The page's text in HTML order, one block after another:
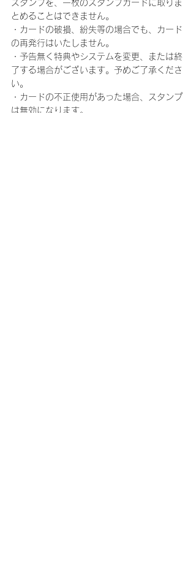
スタンプを、一枚のスタンプカードに取りま
とめることはできません。
・カードの破損、紛失等の場合でも、カード
の再発行はいたしません。
・予告無く特典やシステムを変更、または終
了する場合がございます。予めご了承くださ
い。
・カードの不正使用があった場合、スタンプ
は無効になります。